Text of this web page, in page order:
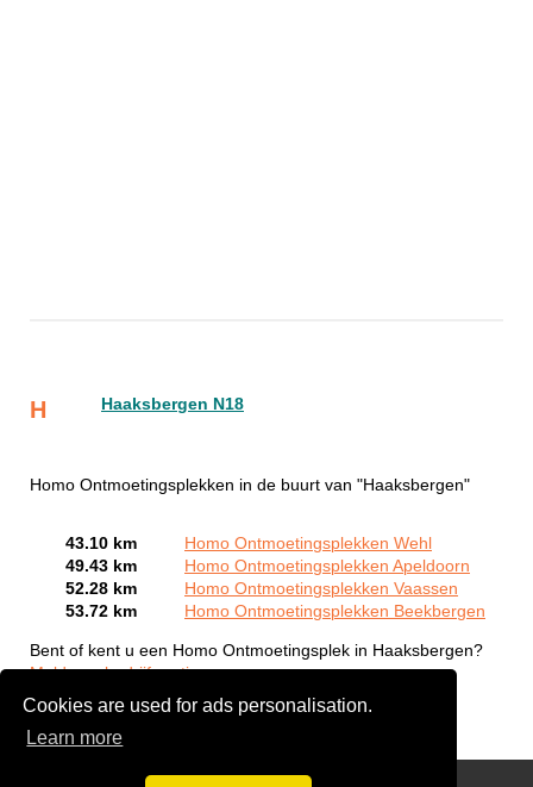
Cookies are used for ads personalisation.
Learn more
H Haaksbergen N18
Homo Ontmoetingsplekken in de buurt van "Haaksbergen"
43.10 km
Homo Ontmoetingsplekken Wehl
49.43 km
Homo Ontmoetingsplekken Apeldoorn
52.28 km
Homo Ontmoetingsplekken Vaassen
53.72 km
Homo Ontmoetingsplekken Beekbergen
Bent of kent u een Homo Ontmoetingsplek in Haaksbergen?
Meld een bedrijf gratis aan